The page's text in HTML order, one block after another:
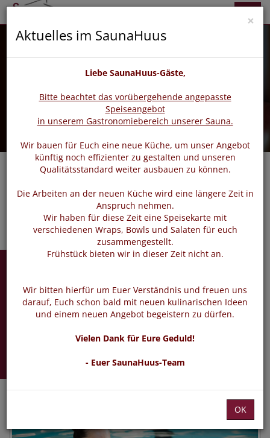
zurück
Sport im Alltag
Mittwoch 17.03.2027 -
02.06.2027
×
Aktuelles im SaunaHuus
Liebe SaunaHuus-Gäste,
Bitte beachtet das vorübergehende angepasste
Speiseangebot
in unserem Gastronomiebereich unserer Sauna.
Wir bauen für Euch eine neue Küche, um unser Angebot
künftig noch effizienter zu gestalten und unseren
Qualitätsstandard weiter ausbauen zu können.
Die Arbeiten an der neuen Küche wird eine längere Zeit in
Anspruch nehmen.
Wir haben für diese Zeit eine Speisekarte mit
verschiedenen Wraps, Bowls und Salaten für euch
zusammengestellt.
Frühstück bieten wir in dieser Zeit nicht an.
Wir bitten hierfür um Euer Verständnis und freuen uns
darauf, Euch schon bald mit neuen kulinarischen Ideen
und einem neuen Angebot begeistern zu dürfen.
Vielen Dank für Eure Geduld!
- Euer SaunaHuus-Team
OK